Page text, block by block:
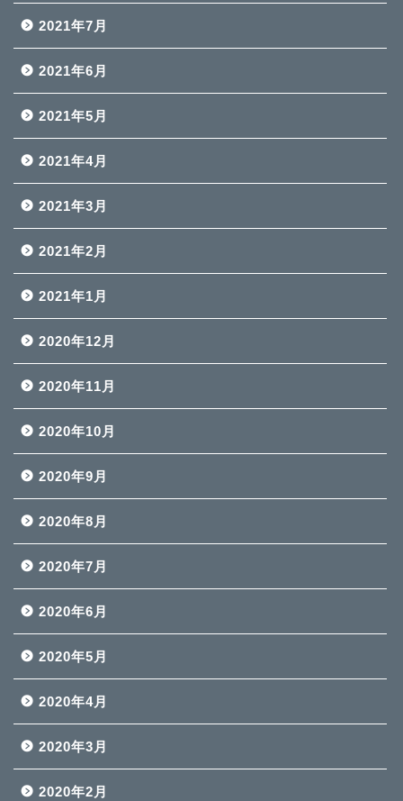
2021年7月
2021年6月
2021年5月
2021年4月
2021年3月
2021年2月
2021年1月
2020年12月
2020年11月
2020年10月
2020年9月
2020年8月
2020年7月
2020年6月
2020年5月
2020年4月
2020年3月
2020年2月